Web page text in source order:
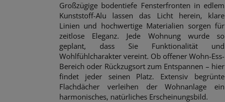
Großzügige bodentiefe Fensterfronten in edlem
Kunststoff-Alu lassen das Licht herein, klare
Linien und hochwertige Materialien sorgen für
zeitlose Eleganz. Jede Wohnung wurde so
geplant, dass Sie Funktionalität und
Wohlfühlcharakter vereint. Ob offener Wohn-Ess-
Bereich oder Rückzugsort zum Entspannen – hier
findet jeder seinen Platz. Extensiv begrünte
Flachdächer verleihen der Wohnanlage ein
harmonisches, natürliches Erscheinungsbild.